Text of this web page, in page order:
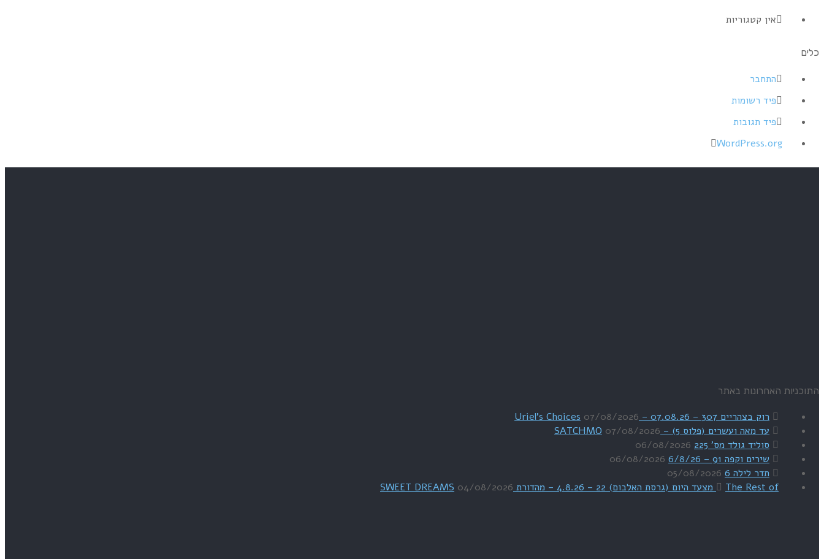
אין קטגוריות
כלים
התחבר
פיד רשומות
פיד תגובות
WordPress.org
התוכניות האחרונות באתר
רוק בצהריים 307 – 07.08.26 – Uriel's Choices
07/08/2026
עד מאה ועשרים (פלוס 5) – SATCHMO
07/08/2026
סוליד גולד מס' 225
06/08/2026
שירים וקפה 91 – 6/8/26
06/08/2026
תדר לילה 6
05/08/2026
The Rest of מצעד היום (גרסת האלבום) 22 – 4.8.26 – מהדורת SWEET DREAMS
04/08/2026